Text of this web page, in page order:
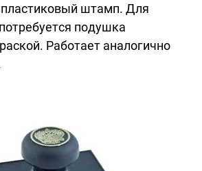
штамп. Для
подушка
Работает аналогично